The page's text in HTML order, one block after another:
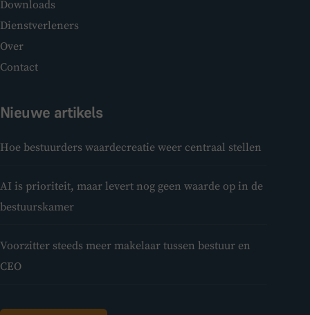
Downloads
Dienstverleners
Over
Contact
Nieuwe artikels
Hoe bestuurders waardecreatie weer centraal stellen
AI is prioriteit, maar levert nog geen waarde op in de
bestuurskamer
Voorzitter steeds meer makelaar tussen bestuur en
CEO